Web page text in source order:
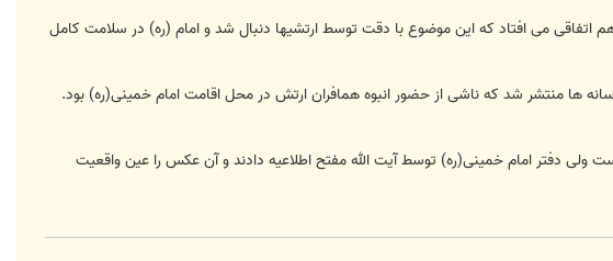
می افتاد که این موضوع با دقت توسط ارتشیها دنبال شد و امام (ره) در سلامت کامل
عکسی در رسانه ها منتشر شد که ناشی از حضور انبوه همافران ارتش در محل اقامت امام خمینی(ره) بود.
دفتر امام خمینی(ره) توسط آیت الله مفتح اطلاعیه دادند و آن عکس را عین واقعیت